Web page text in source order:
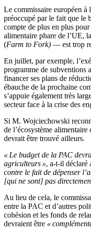
Le commissaire européen à
préoccupé par le fait que
compte de plus en plus
alimentaire phare de l’UE,
(Farm to Fork) — est trop
En juillet, par exemple,
programme de subventions
financer ses plans de
ébauche de la prochaine
s’appuie également très
secteur face à la crise des
Si M. Wojciechowski
de l’écosystème
devrait être trouvé ailleurs.
« Le budget de la PAC
agriculteurs », a-t-il déclaré
contre le fait de dépenser
[qui ne sont] pas
Au lieu de cela, le
entre la PAC et d’autres
cohésion et les fonds de
devraient être «